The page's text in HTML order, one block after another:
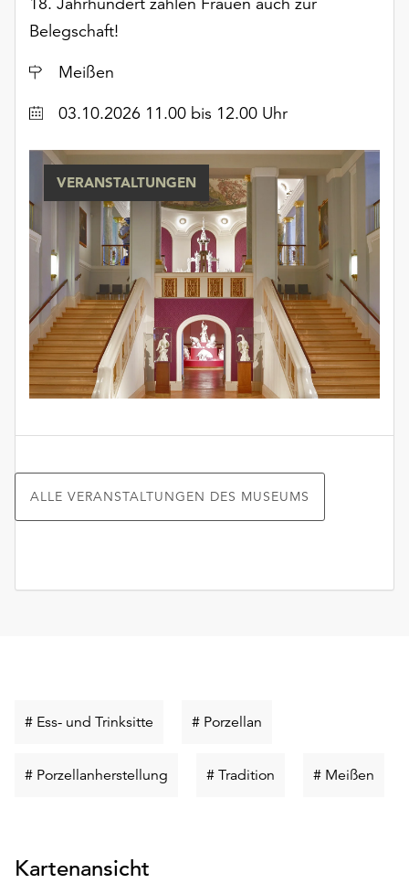
Belegschaft!
Ort
Meißen
Datum03.10.2026 11.00 bis 12.00 Uhr
VERANSTALTUNGEN
ALLE VERANSTALTUNGEN DES MUSEUMS
# Ess- und Trinksitte Schlüsselwort
# Porzellan
# Porzellanherstellung Schlüsselwort
# Tradition Schlüsselwort
# Meißen
Kartenansicht